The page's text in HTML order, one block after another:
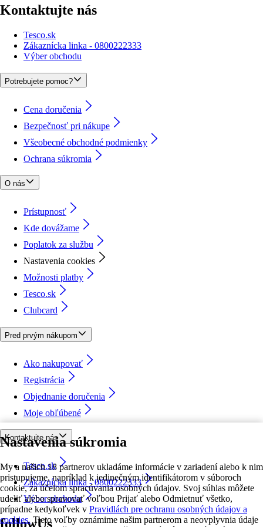
Nastavenia súkromia
My a našich 18 partnerov ukladáme informácie v zariadení alebo k nim
pristupujeme, napríklad k jedinečným identifikátorom v súboroch
cookie, za účelom spracúvania osobných údajov. Svoj súhlas môžete
udeliť alebo spravovať voľbou Prijať alebo Odmietnuť všetko,
prípadne kedykoľvek v Pravidlách pre ochranu osobných údajov a
cookies. Tieto voľby oznámime našim partnerom a neovplyvnia údaje
Kontaktujte nás
Tesco.sk
Zákaznícka linka - 0800222333
Výber obchodu
Potrebujete pomoc?
Cena doručenia
Bezpečnosť pri nákupe
Všeobecné obchodné podmienky
Ochrana súkromia
O nás
Prístupnosť
Kde dovážame
Poplatok za službu
Nastavenia cookies
Možnosti platby
Tesco.sk
Clubcard
Pred prvým nákupom
Ako nakupovať
Registrácia
Objednanie doručenia
Moje obľúbené
Kontaktujte nás
Tesco.sk
Zákaznícka linka - 0800222333
Výber obchodu
followUs